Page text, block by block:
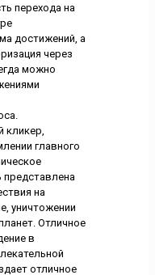
перехода на
достижений, а
через
можно
кликер,
главного
представлена
на
уничтожении
Отличное
в
отличное